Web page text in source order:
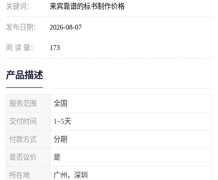
关键词： 来宾靠谱的标书制作价格
发布日期： 2026-08-07
阅 读 量： 173
产品描述
服务范围 全国
交付时间 1~5天
付款方式 分期
是否议价 是
所在地 广州，深圳